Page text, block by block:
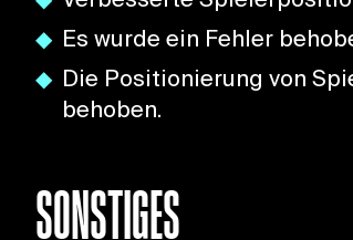
Es wurde ein Fehler
Die Positionierung von
behoben.
SONSTIGES